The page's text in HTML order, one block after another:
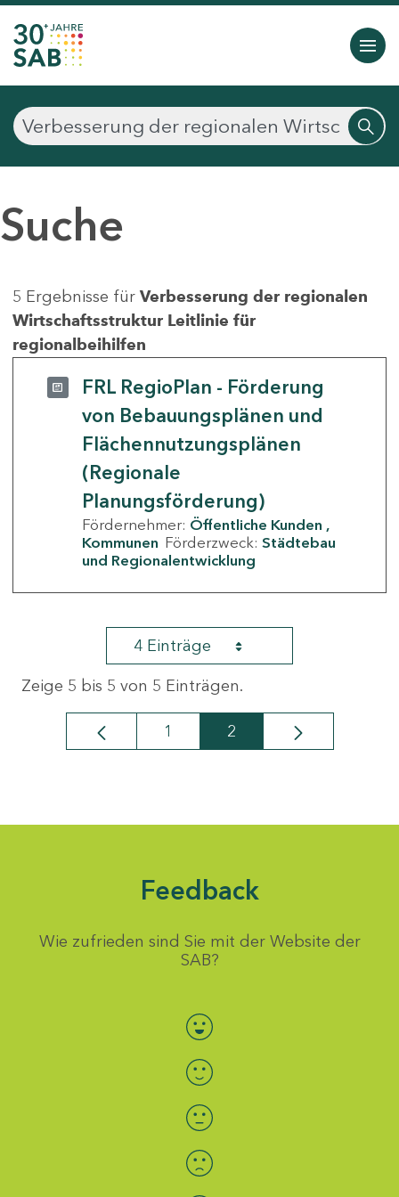
Suche
5 Ergebnisse für Verbesserung der regionalen
Wirtschaftsstruktur Leitlinie für
regionalbeihilfen
FRL RegioPlan - Förderung
von Bebauungsplänen und
Flächennutzungsplänen
(Regionale
Planungsförderung)
Fördernehmer: Öffentliche Kunden
Kommunen Förderzweck: Städtebau
und Regionalentwicklung
4 Einträge
Zeige 5 bis 5 von 5 Einträgen.
Seite
1 Seite
2
Feedback
Wie zufrieden sind Sie mit der Website der
SAB?
Bewertung auswählen